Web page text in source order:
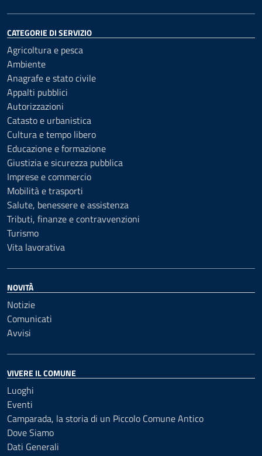
CATEGORIE DI SERVIZIO
Agricoltura e pesca
Ambiente
Anagrafe e stato civile
Appalti pubblici
Autorizzazioni
Catasto e urbanistica
Cultura e tempo libero
Educazione e formazione
Giustizia e sicurezza pubblica
Imprese e commercio
Mobilità e trasporti
Salute, benessere e assistenza
Tributi, finanze e contravvenzioni
Turismo
Vita lavorativa
NOVITÀ
Notizie
Comunicati
Avvisi
VIVERE IL COMUNE
Luoghi
Eventi
Camparada, la storia di un Piccolo Comune Antico
Dove Siamo
Dati Generali